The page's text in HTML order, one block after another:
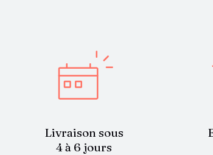
Livraison sous
4 à 6 jours